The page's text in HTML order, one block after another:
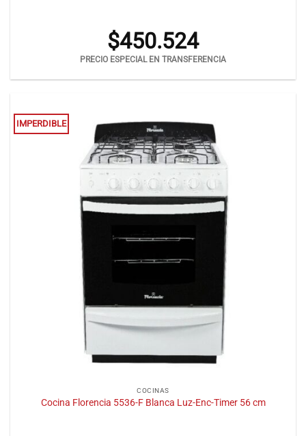
$450.524
PRECIO ESPECIAL EN TRANSFERENCIA
IMPERDIBLE
COCINAS
Cocina Florencia 5536-F Blanca Luz-Enc-Timer 56 cm